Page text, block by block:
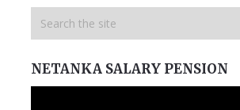
NETANKA SALARY PENSION